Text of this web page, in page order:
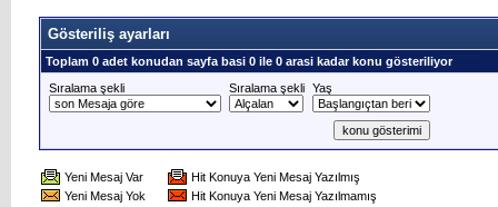
Gösteriliş ayarları
Toplam 0 adet konudan sayfa basi 0 ile 0 arasi kadar konu gösteriliyor
Sıralama şekli
Sıralama şekli Yaş
Yeni Mesaj Var
Hit Konuya Yeni Mesaj Yazılmış
Yeni Mesaj Yok
Hit Konuya Yeni Mesaj Yazılmamış